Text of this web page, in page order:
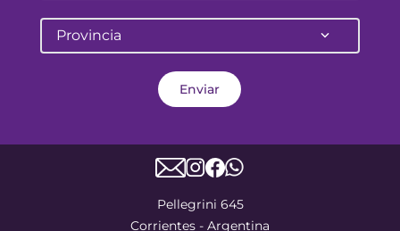
Provincia
Enviar
Pellegrini 645
Corrientes - Argentina